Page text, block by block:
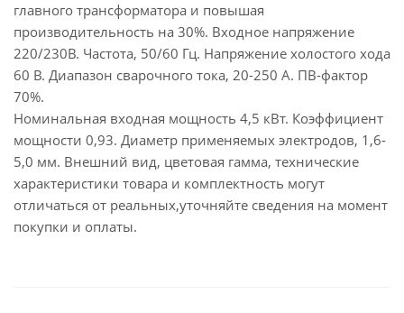
главного трансформатора и повышая
производительность на 30%. Входное напряжение
220/230В. Частота, 50/60 Гц. Напряжение холостого хода
60 В. Диапазон сварочного тока, 20-250 А. ПВ-фактор
70%.
Номинальная входная мощность 4,5 кВт. Коэффициент
мощности 0,93. Диаметр применяемых электродов, 1,6-
5,0 мм. Внешний вид, цветовая гамма, технические
характеристики товара и комплектность могут
отличаться от реальных,уточняйте сведения на момент
покупки и оплаты.